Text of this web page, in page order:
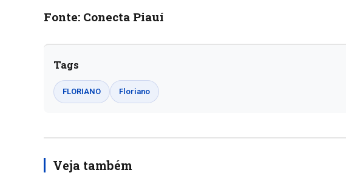
Fonte: Conecta Piauí
Tags
FLORIANO Floriano
Veja também